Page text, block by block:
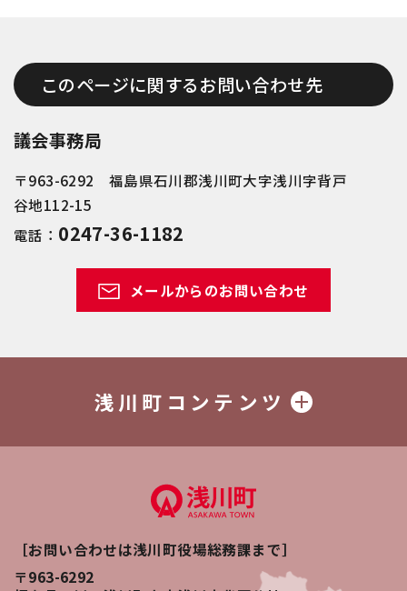
このページに関するお問い合わせ先
議会事務局
〒963-6292 福島県石川郡浅川町大字浅川字背戸
谷地112-15
電話： 0247-36-1182
メールからのお問い合わせ
浅川町コンテンツ
［お問い合わせは浅川町役場総務課まで］
〒963-6292